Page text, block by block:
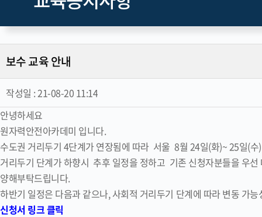
보수 교육 안내
작성일 :21-08-20 11:14
안녕하세요
원자력안전아카데미 입니다.
수도권 거리두기 4단계가 연장됨에 따라 서울 8월 24일(화)~ 25일(
거리두기 단계가 하향시 추후 일정을 정하고 기존 신청자분들을 우
양해부탁드립니다.
하반기 일정은 다음과 같으나, 사회적 거리두기 단계에 따라 변동 가능
신청서 링크 클릭